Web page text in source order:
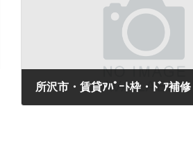
所沢市・賃貸ｱﾊﾟｰﾄ枠・ﾄﾞｱ補修